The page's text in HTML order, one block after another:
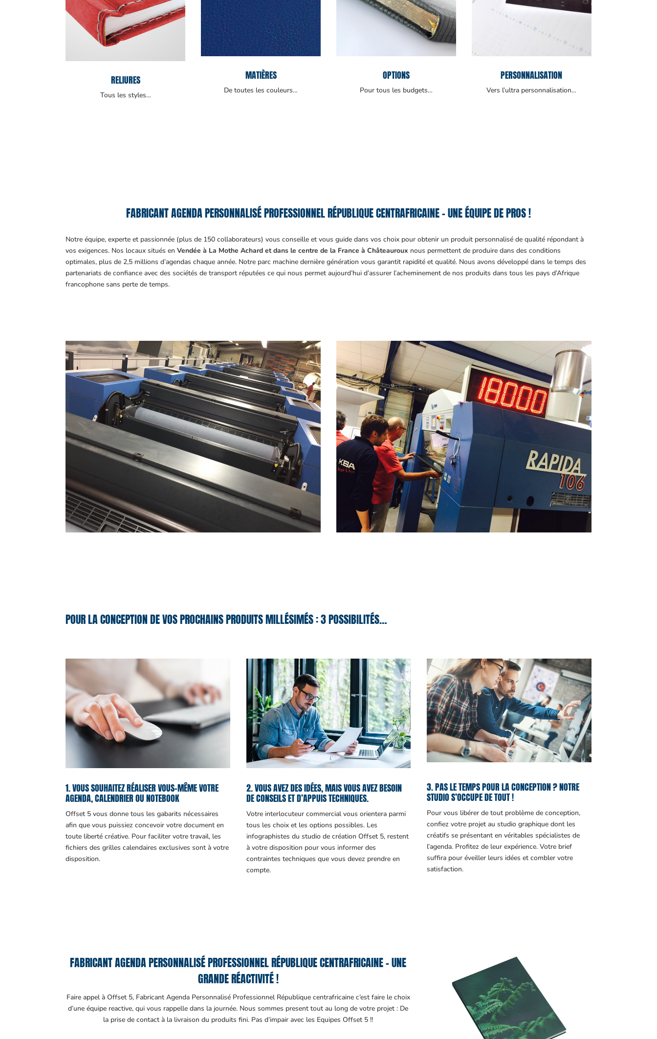
RELIURES
Tous les styles…
MATIÈRES
De toutes les couleurs…
OPTIONS
Pour tous les budgets…
PERSONNALISATION
Vers l’ultra personnalisation…
FABRICANT AGENDA PERSONNALISÉ PROFESSIONNEL RÉPUBLIQUE CENTRAFRICAINE – UNE ÉQUIPE DE PROS !
Notre équipe, experte et passionnée (plus de 150 collaborateurs) vous conseille et vous guide dans vos choix pour obtenir un produit personnalisé de qualité répondant à
vos exigences. Nos locaux situés enVendée à La Mothe Achard et dans le centre de la France à Châteauroux nous permettent de produire dans des conditions
optimales, plus de 2,5 millions d’agendas chaque année. Notre parc machine dernière génération vous garantit rapidité et qualité. Nous avons développé dans le temps des
partenariats de confiance avec des sociétés de transport réputées ce qui nous permet aujourd’hui d’assurer l’acheminement de nos produits dans tous les pays d’Afrique
francophone sans perte de temps.
POUR LA CONCEPTION DE VOS PROCHAINS PRODUITS MILLÉSIMÉS : 3 POSSIBILITÉS…
1. VOUS SOUHAITEZ RÉALISER VOUS-MÊME VOTRE
AGENDA, CALENDRIER OU NOTEBOOK
Offset 5 vous donne tous les gabarits nécessaires
afin que vous puissiez concevoir votre document en
toute liberté créative. Pour faciliter votre travail, les
fichiers des grilles calendaires exclusives sont à votre
disposition.
2. VOUS AVEZ DES IDÉES, MAIS VOUS AVEZ BESOIN
DE CONSEILS ET D’APPUIS TECHNIQUES.
Votre interlocuteur commercial vous orientera parmi
tous les choix et les options possibles. Les
infographistes du studio de création Offset 5, restent
à votre disposition pour vous informer des
contraintes techniques que vous devez prendre en
compte.
3. PAS LE TEMPS POUR LA CONCEPTION ? NOTRE
STUDIO S’OCCUPE DE TOUT !
Pour vous libérer de tout problème de conception,
confiez votre projet au studio graphique dont les
créatifs se présentant en véritables spécialistes de
l’agenda. Profitez de leur expérience. Votre brief
suffira pour éveiller leurs idées et combler votre
satisfaction.
FABRICANT AGENDA PERSONNALISÉ PROFESSIONNEL RÉPUBLIQUE CENTRAFRICAINE – UNE
GRANDE RÉACTIVITÉ !
Faire appel à Offset 5, Fabricant Agenda Personnalisé Professionnel République centrafricaine c’est faire le choix
d’une équipe reactive, qui vous rappelle dans la journée. Nous sommes present tout au long de votre projet : De
la prise de contact à la livraison du produits fini. Pas d’impair avec les Equipes Offset 5 !!